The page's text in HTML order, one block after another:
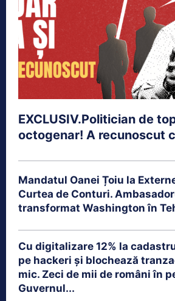
EXCLUSIV.Politician de
octogenar! A recunoscut
Mandatul Oanei Țoiu la
Curtea de Conturi.
transformat Washington în
Cu digitalizare 12% la
pe hackeri și blochează
mic. Zeci de mii de români în
Guvernul...